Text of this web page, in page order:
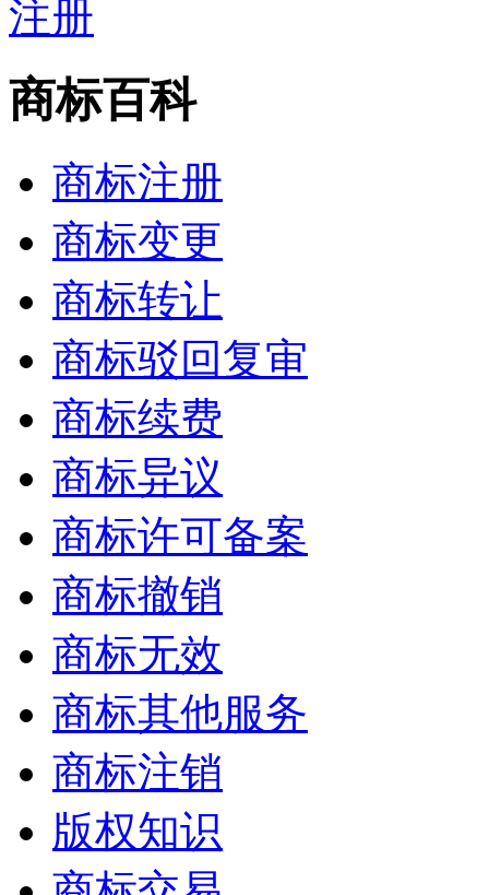
商标百科
商标注册
商标变更
商标转让
商标驳回复审
商标续费
商标异议
商标许可备案
商标撤销
商标无效
商标其他服务
商标注销
版权知识